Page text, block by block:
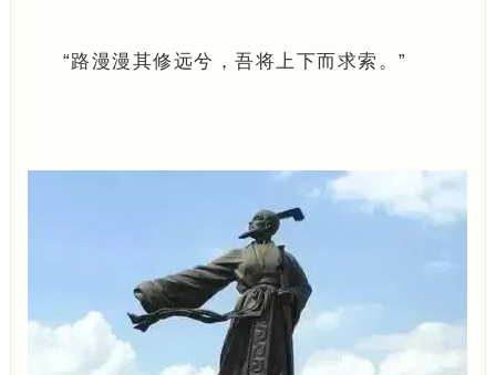
“路漫漫其修远兮，吾将上下而求索。”